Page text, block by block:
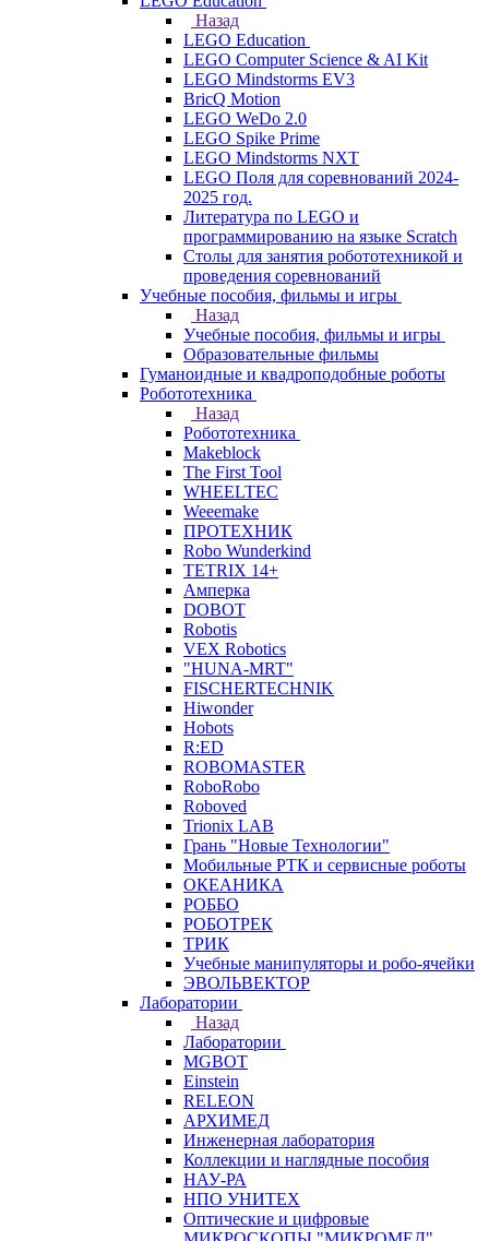
Назад
LEGO Education
LEGO Computer Science & AI Kit
LEGO Mindstorms EV3
BricQ Motion
LEGO WeDo 2.0
LEGO Spike Prime
LEGO Mindstorms NXT
LEGO Поля для соревнований 2024-
2025 год.
Литература по LEGO и
программированию на языке Scratch
Столы для занятия робототехникой и
проведения соревнований
Учебные пособия, фильмы и игры
Назад
Учебные пособия, фильмы и игры
Образовательные фильмы
Гуманоидные и квадроподобные роботы
Робототехника
Назад
Робототехника
Makeblock
The First Tool
WHEELTEC
Weeemake
ПРОТЕХНИК
Robo Wunderkind
TETRIX 14+
Амперка
DOBOT
Robotis
VEX Robotics
"HUNA-MRT"
FISCHERTECHNIK
Hiwonder
Hobots
R:ED
ROBOMASTER
RoboRobo
Roboved
Trionix LAB
Грань "Новые Технологии"
Мобильные РТК и сервисные роботы
ОКЕАНИКА
РОББО
РОБОТРЕК
ТРИК
Учебные манипуляторы и робо-ячейки
ЭВОЛЬВЕКТОР
Лаборатории
Назад
Лаборатории
MGBOT
Einstein
RELEON
АРХИМЕД
Инженерная лаборатория
Коллекции и наглядные пособия
НАУ-РА
НПО УНИТЕХ
Оптические и цифровые